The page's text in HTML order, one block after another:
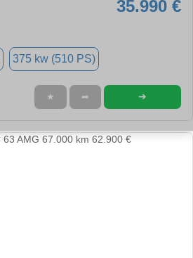
35.990 €
375 kw (510 PS)
★ ➦ ➜